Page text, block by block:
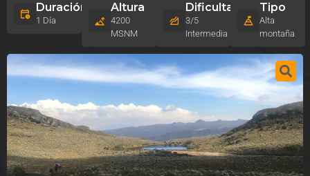
Duración
1 Día
Altura
4200
MSNM
Dificultad
3/5
Intermedia
Tipo
Alta
montaña